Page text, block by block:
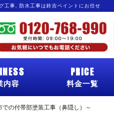
工事, 防水工事は鈴吉ペイントにお任せ
内容
PRICE
料金一覧
での付帯部塗装工事（鼻隠し）～